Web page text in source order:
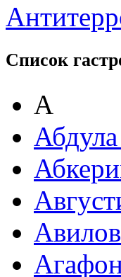
Список
А